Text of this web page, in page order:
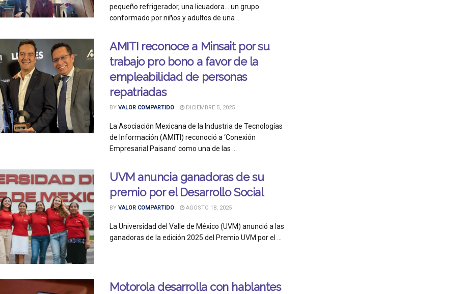
pequeño refrigerador, una licuadora… un grupo
conformado por niños y adultos de una ...
AMITI reconoce a Minsait por su
trabajo pro bono a favor de la
empleabilidad de personas
repatriadas
BY VALOR COMPARTIDO DICIEMBRE 5, 2025
La Asociación Mexicana de la Industria de Tecnologías
de Información (AMITI) reconoció a ‘Conexión
Empresarial Paisano’ como una de las ...
UVM anuncia ganadoras de su
premio por el Desarrollo Social
BY VALOR COMPARTIDO AGOSTO 18, 2025
La Universidad del Valle de México (UVM) anunció a las
ganadoras de la edición 2025 del Premio UVM por el ...
Motorola desarrolla con hablantes